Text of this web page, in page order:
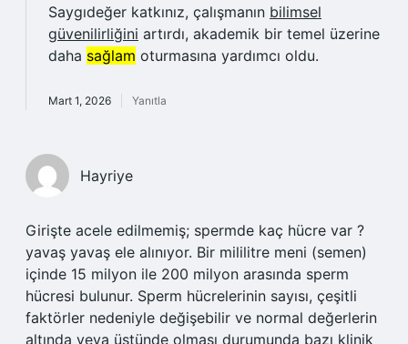
Saygıdeğer katkınız, çalışmanın bilimsel
güvenilirliğini artırdı, akademik bir temel üzerine
daha sağlam oturmasına yardımcı oldu.
Mart 1, 2026 Yanıtla
Hayriye
Girişte acele edilmemiş; spermde kaç hücre var ?
yavaş yavaş ele alınıyor. Bir mililitre meni (semen)
içinde 15 milyon ile 200 milyon arasında sperm
hücresi bulunur. Sperm hücrelerinin sayısı, çeşitli
faktörler nedeniyle değişebilir ve normal değerlerin
altında veya üstünde olması durumunda bazı klinik